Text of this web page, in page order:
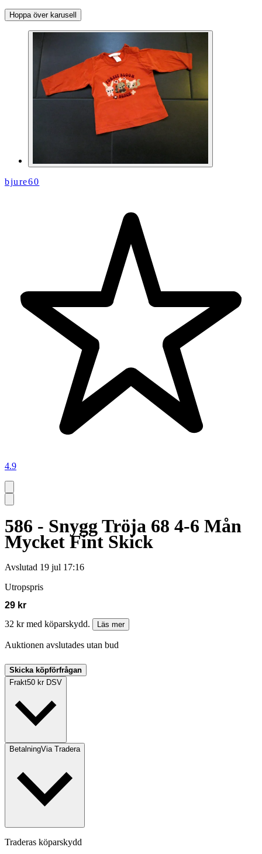
Hoppa över karusell
bjure60
4.9
586 - Snygg Tröja 68 4-6 Mån
Mycket Fint Skick
Avslutad 19 jul 17:16
Utropspris
29 kr
32 kr med köparskydd.
Läs mer
Auktionen avslutades utan bud
Skicka köpförfrågan
Frakt50 kr DSV
BetalningVia Tradera
Traderas köparskydd